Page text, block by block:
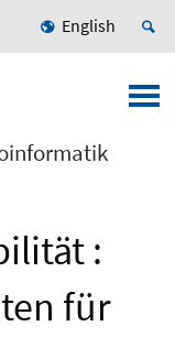
English
:
für